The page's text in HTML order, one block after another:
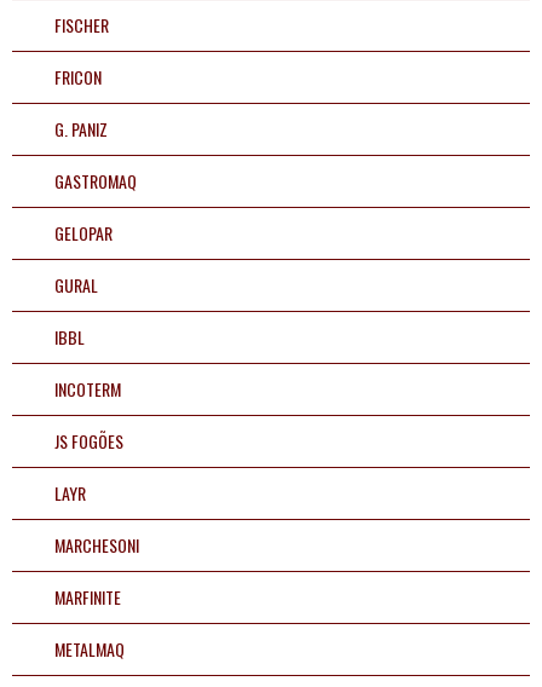
FISCHER
FRICON
G. PANIZ
GASTROMAQ
GELOPAR
GURAL
IBBL
INCOTERM
JS FOGÕES
LAYR
MARCHESONI
MARFINITE
METALMAQ
INICIAR CONVERSA